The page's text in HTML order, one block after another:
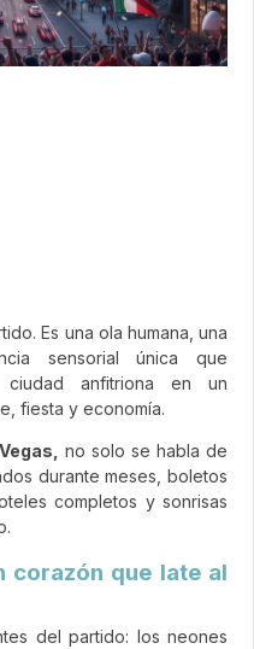
Es una ola humana, una
sensorial única que
ciudad anfitriona en un
fiesta y economía.
no solo se habla de
durante meses, boletos
completos y sonrisas
corazón que late al
del partido: los neones